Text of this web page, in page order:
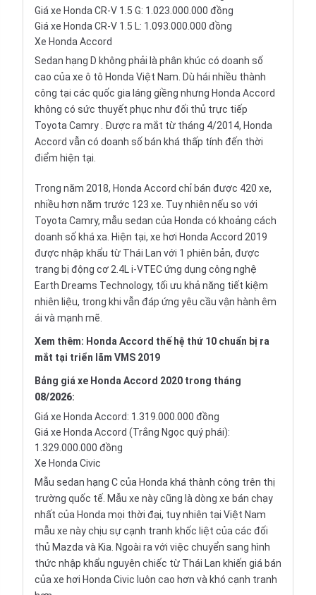
Giá xe Honda CR-V 1.5 G: 1.023.000.000 đồng
Giá xe Honda CR-V 1.5 L: 1.093.000.000 đồng
Xe Honda Accord
Sedan hạng D không phải là phân khúc có doanh số
cao của xe ô tô Honda Việt Nam. Dù hái nhiều thành
công tại các quốc gia láng giềng nhưng Honda Accord
không có sức thuyết phục như đối thủ trực tiếp
Toyota Camry . Được ra mắt từ tháng 4/2014, Honda
Accord vẫn có doanh số bán khá thấp tính đến thời
điểm hiện tại.
Trong năm 2018, Honda Accord chỉ bán được 420 xe,
nhiều hơn năm trước 123 xe. Tuy nhiên nếu so với
Toyota Camry, mẫu sedan của Honda có khoảng cách
doanh số khá xa. Hiện tại, xe hơi Honda Accord 2019
được nhập khẩu từ Thái Lan với 1 phiên bản, được
trang bị động cơ 2.4L i-VTEC ứng dụng công nghệ
Earth Dreams Technology, tối ưu khả năng tiết kiệm
nhiên liệu, trong khi vẫn đáp ứng yêu cầu vận hành êm
ái và mạnh mẽ.
Xem thêm: Honda Accord thế hệ thứ 10 chuẩn bị ra
mắt tại triển lãm VMS 2019
Bảng giá xe Honda Accord 2020 trong tháng
08/2026:
Giá xe Honda Accord: 1.319.000.000 đồng
Giá xe Honda Accord (Trắng Ngọc quý phái):
1.329.000.000 đồng
Xe Honda Civic
Mẫu sedan hạng C của Honda khá thành công trên thị
trường quốc tế. Mẫu xe này cũng là dòng xe bán chạy
nhất của Honda mọi thời đại, tuy nhiên tại Việt Nam
mẫu xe này chịu sự cạnh tranh khốc liệt của các đối
thủ Mazda và Kia. Ngoài ra với việc chuyển sang hình
thức nhập khẩu nguyên chiếc từ Thái Lan khiến giá bán
của xe hơi Honda Civic luôn cao hơn và khó cạnh tranh